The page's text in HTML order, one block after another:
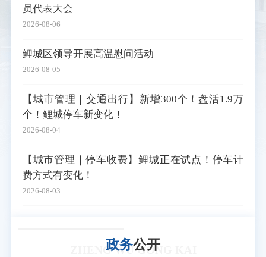
员代表大会
2026-08-06
鲤城区领导开展高温慰问活动
2026-08-05
【城市管理｜交通出行】新增300个！盘活1.9万
个！鲤城停车新变化！
2026-08-04
【城市管理｜停车收费】鲤城正在试点！停车计
费方式有变化！
2026-08-03
政务公开
ZHENG WU GONG KAI